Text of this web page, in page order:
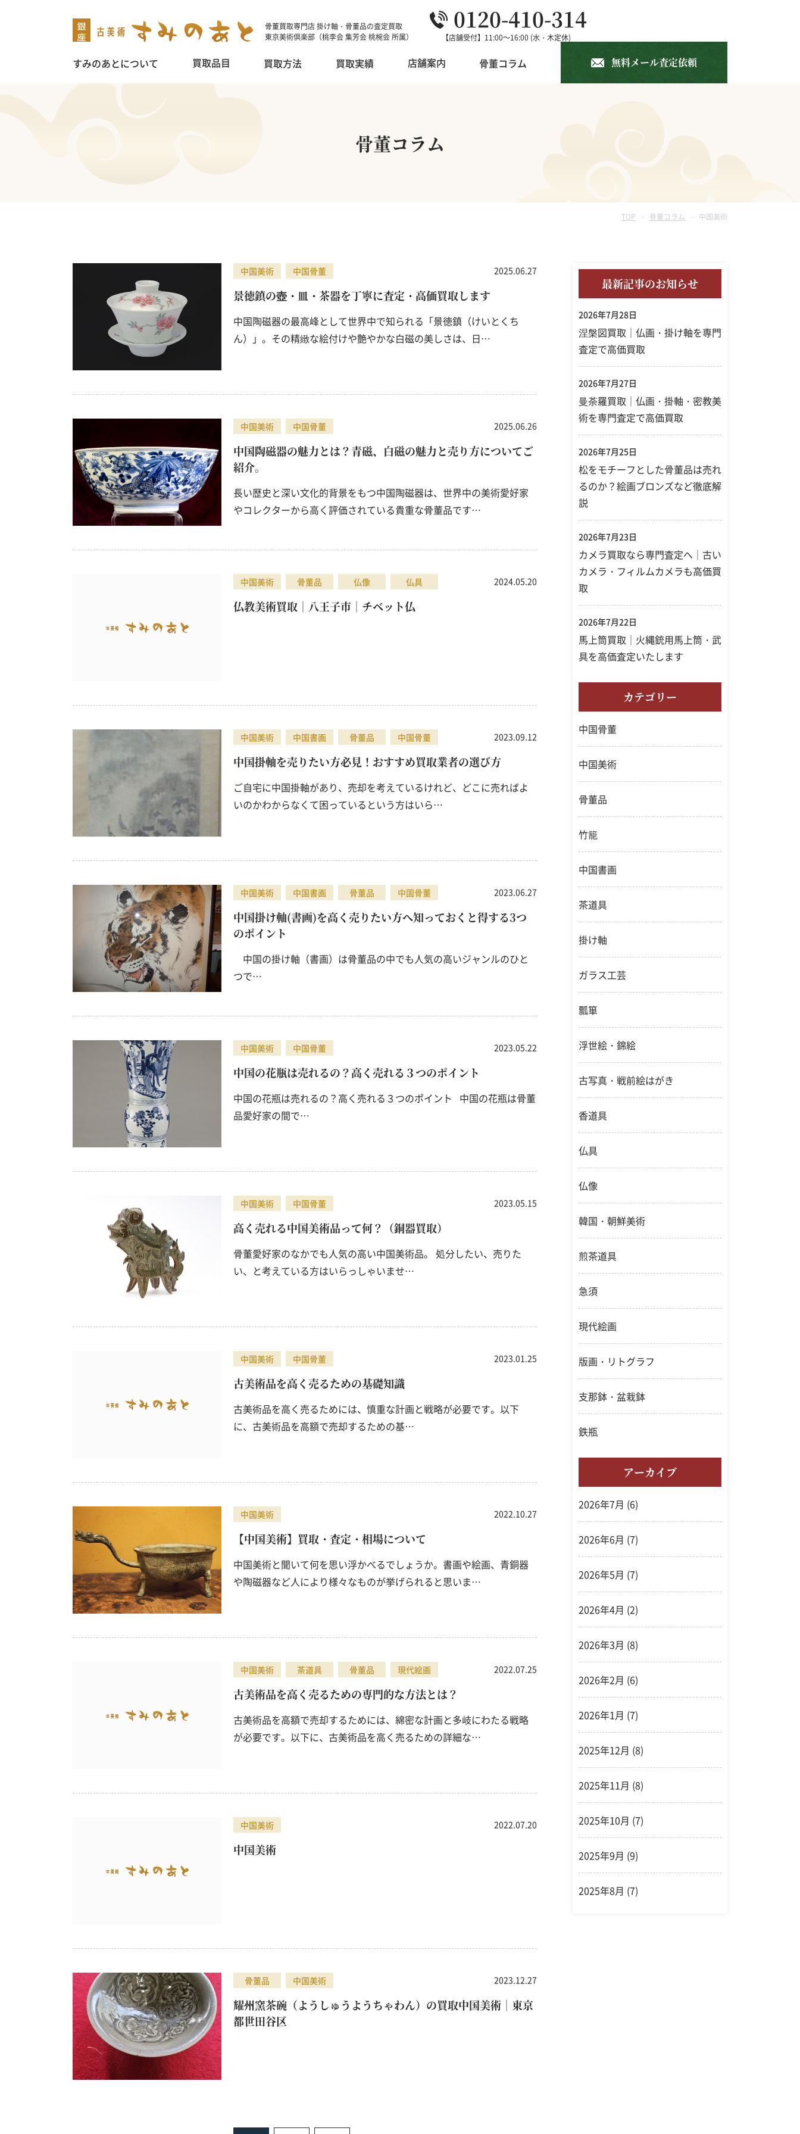
骨董買取専門店 掛け軸・骨董品の査定買取
東京美術倶楽部（桃李会 集芳会 桃椀会 所属）
0120-410-314
【店舗受付】11:00～16:00 (水・木定休)
すみのあとについて 買取品目
瓢箪 急須
書道具 鉄瓶
買取方法 買取実績 店舗案内 骨董コラム 無料メール査定依頼
骨董コラム
TOP 骨董コラム 中国美術
中国美術 中国骨董 2025.06.27
景徳鎮の壺・皿・茶器を丁寧に査定・高価買取します
中国陶磁器の最高峰として世界中で知られる「景徳鎮（けいとくち
ん）」。その精緻な絵付けや艶やかな白磁の美しさは、日…
中国美術 中国骨董 2025.06.26
中国陶磁器の魅力とは？青磁、白磁の魅力と売り方についてご
紹介。
長い歴史と深い文化的背景をもつ中国陶磁器は、世界中の美術愛好家
やコレクターから高く評価されている貴重な骨董品です…
中国美術 骨董品 仏像 仏具 2024.05.20
仏教美術買取｜八王子市｜チベット仏
中国美術 中国書画 骨董品 中国骨董 2023.09.12
中国掛軸を売りたい方必見！おすすめ買取業者の選び方
ご自宅に中国掛軸があり、売却を考えているけれど、どこに売ればよ
いのかわからなくて困っているという方はいら…
中国美術 中国書画 骨董品 中国骨董 2023.06.27
中国掛け軸(書画)を高く売りたい方へ知っておくと得する3つ
のポイント
中国の掛け軸（書画）は骨董品の中でも人気の高いジャンルのひと
つで…
中国美術 中国骨董 2023.05.22
中国の花瓶は売れるの？高く売れる３つのポイント
中国の花瓶は売れるの？高く売れる３つのポイント 中国の花瓶は骨董
品愛好家の間で…
中国美術 中国骨董 2023.05.15
高く売れる中国美術品って何？（銅器買取）
骨董愛好家のなかでも人気の高い中国美術品。 処分したい、売りた
い、と考えている方はいらっしゃいませ…
中国美術 中国骨董 2023.01.25
古美術品を高く売るための基礎知識
古美術品を高く売るためには、慎重な計画と戦略が必要です。以下
に、古美術品を高額で売却するための基…
中国美術 2022.10.27
【中国美術】買取・査定・相場について
中国美術と聞いて何を思い浮かべるでしょうか。書画や絵画、青銅器
や陶磁器など人により様々なものが挙げられると思いま…
中国美術 茶道具 骨董品 現代絵画 2022.07.25
古美術品を高く売るための専門的な方法とは？
古美術品を高額で売却するためには、綿密な計画と多岐にわたる戦略
が必要です。以下に、古美術品を高く売るための詳細な…
中国美術 2022.07.20
中国美術
骨董品 中国美術 2023.12.27
耀州窯茶碗（ようしゅうようちゃわん）の買取中国美術｜東京
都世田谷区
最新記事のお知らせ
涅槃図買取｜仏画・掛け軸を専門
査定で高価買取
2026年7月28日
曼荼羅買取｜仏画・掛軸・密教美
術を専門査定で高価買取
2026年7月27日
松をモチーフとした骨董品は売れ
るのか？絵画ブロンズなど徹底解
説
2026年7月25日
カメラ買取なら専門査定へ｜古い
カメラ・フィルムカメラも高価買
取
2026年7月23日
馬上筒買取｜火縄銃用馬上筒・武
具を高価査定いたします
2026年7月22日
カテゴリー
中国骨董
中国美術
骨董品
竹籠
中国書画
茶道具
掛け軸
ガラス工芸
瓢箪
浮世絵・錦絵
古写真・戦前絵はがき
香道具
仏具
仏像
韓国・朝鮮美術
煎茶道具
急須
現代絵画
版画・リトグラフ
支那鉢・盆栽鉢
鉄瓶
アーカイブ
2026年7月 (6)
2026年6月 (7)
2026年5月 (7)
2026年4月 (2)
2026年3月 (8)
2026年2月 (6)
2026年1月 (7)
2025年12月 (8)
2025年11月 (8)
2025年10月 (7)
2025年9月 (9)
2025年8月 (7)